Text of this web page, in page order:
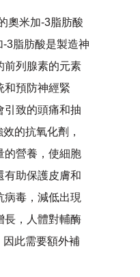
奧米加-3脂肪酸
3脂肪酸是製造神
前列腺素的元素
和預防神經緊
引致的頭痛和抽
的抗氧化劑，
的營養，使細胞
有助保護皮膚和
病毒，減低出現
長，人體對輔酶
此需要額外補